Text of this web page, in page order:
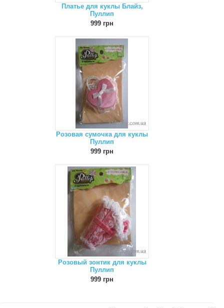
Платье для куклы Блайз,
Пуллип
999 грн
Розовая сумочка для куклы
Пуллип
999 грн
Розовый зонтик для куклы
Пуллип
999 грн